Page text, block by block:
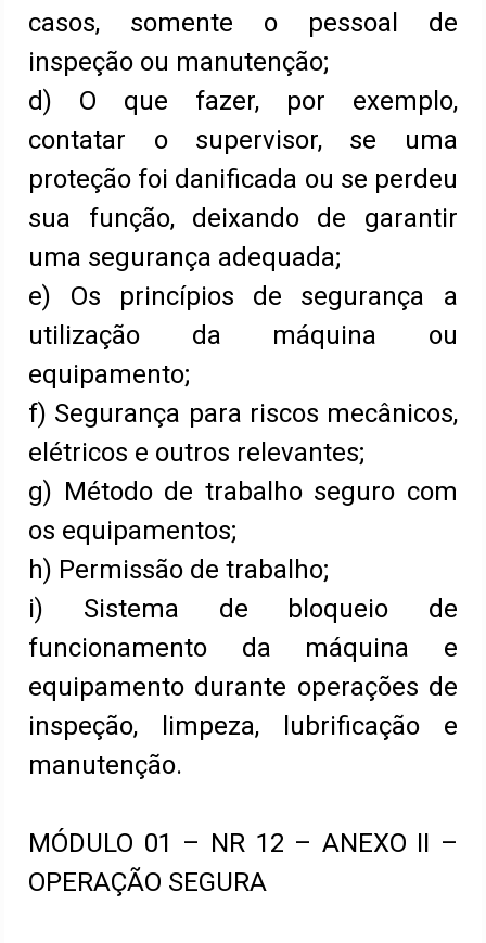
casos, somente o pessoal de
inspeção ou manutenção;
d) O que fazer, por exemplo,
contatar o supervisor, se uma
proteção foi danificada ou se perdeu
sua função, deixando de garantir
uma segurança adequada;
e) Os princípios de segurança a
utilização da máquina ou
equipamento;
f) Segurança para riscos mecânicos,
elétricos e outros relevantes;
g) Método de trabalho seguro com
os equipamentos;
h) Permissão de trabalho;
i) Sistema de bloqueio de
funcionamento da máquina e
equipamento durante operações de
inspeção, limpeza, lubrificação e
manutenção.
MÓDULO 01 – NR 12 – ANEXO II –
OPERAÇÃO SEGURA